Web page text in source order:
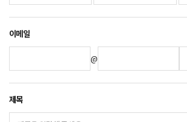
이메일
@
제목